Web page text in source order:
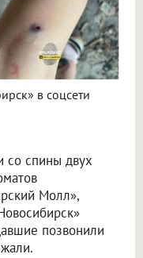
в соцсети
со спины двух
Молл»,
позвонили